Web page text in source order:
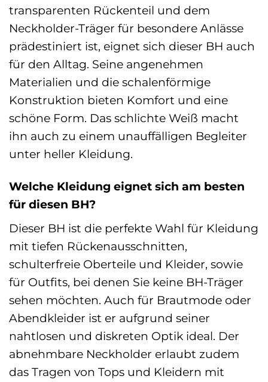
transparenten Rückenteil und dem
Neckholder-Träger für besondere Anlässe
prädestiniert ist, eignet sich dieser BH auch
für den Alltag. Seine angenehmen
Materialien und die schalenförmige
Konstruktion bieten Komfort und eine
schöne Form. Das schlichte Weiß macht
ihn auch zu einem unauffälligen Begleiter
unter heller Kleidung.
Welche Kleidung eignet sich am besten
für diesen BH?
Dieser BH ist die perfekte Wahl für Kleidung
mit tiefen Rückenausschnitten,
schulterfreie Oberteile und Kleider, sowie
für Outfits, bei denen Sie keine BH-Träger
sehen möchten. Auch für Brautmode oder
Abendkleider ist er aufgrund seiner
nahtlosen und diskreten Optik ideal. Der
abnehmbare Neckholder erlaubt zudem
das Tragen von Tops und Kleidern mit